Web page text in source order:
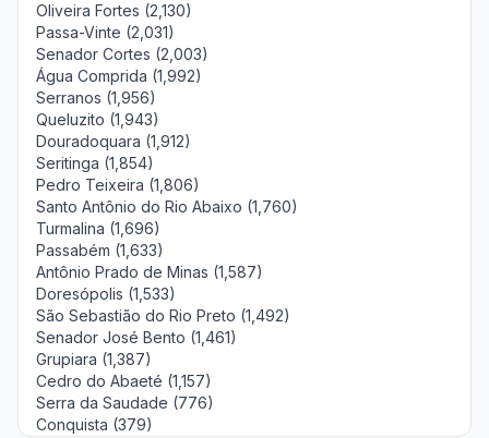
Oliveira Fortes (2,130)
Passa-Vinte (2,031)
Senador Cortes (2,003)
Água Comprida (1,992)
Serranos (1,956)
Queluzito (1,943)
Douradoquara (1,912)
Seritinga (1,854)
Pedro Teixeira (1,806)
Santo Antônio do Rio Abaixo (1,760)
Turmalina (1,696)
Passabém (1,633)
Antônio Prado de Minas (1,587)
Doresópolis (1,533)
São Sebastião do Rio Preto (1,492)
Senador José Bento (1,461)
Grupiara (1,387)
Cedro do Abaeté (1,157)
Serra da Saudade (776)
Conquista (379)